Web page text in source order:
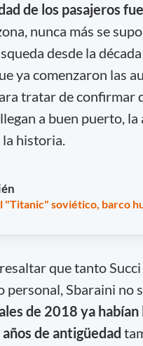
de los pasajeros
nunca más se
desde la
ya comenzaron las
tratar de confirmar
a buen puerto,
la historia.
"Titanic" soviético, barco
que tanto
personal, Sbaraini
de 2018 ya
de antigüedad